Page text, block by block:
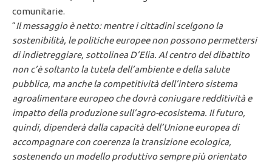
comunitarie.
“Il messaggio è netto: mentre i cittadini scelgono la
sostenibilità, le politiche europee non possono permettersi
di indietreggiare, sottolinea D’Elia. Al centro del dibattito
non c’è soltanto la tutela dell’ambiente e della salute
pubblica, ma anche la competitività dell’intero sistema
agroalimentare europeo che dovrà coniugare redditività e
impatto della produzione sull’agro-ecosistema. Il futuro,
quindi, dipenderà dalla capacità dell’Unione europea di
accompagnare con coerenza la transizione ecologica,
sostenendo un modello produttivo sempre più orientato